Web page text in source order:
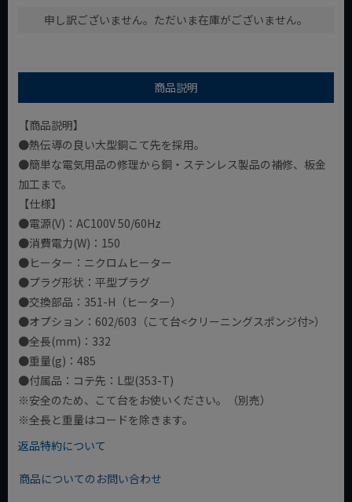
申し訳ございません。ただいま在庫がございません。
商品説明
【商品説明】
●熱伝導の良い大型銅こて先を採用。
●簡単な電気用品の修理から銅・ステンレス製品の補修、板金
加工まで。
【仕様】
●電源(V)：AC100V 50/60Hz
●消費電力(W)：150
●ヒーター：ニクロムヒーター
●プラグ形状：平型プラグ
●交換部品：351-H（ヒーター）
●オプション：602/603（こて台<クリーニングスポンジ付>）
●全長(mm)：332
●重量(g)：485
●付属品：コテ先：L型(353-T)
※安全のため、こて台をお使いください。（別売）
※全長と重量はコードを除きます。
返品特約について
商品についてのお問い合わせ